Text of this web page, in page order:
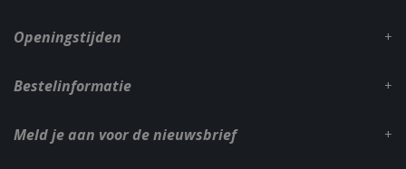
Openingstijden
Bestelinformatie
Meld je aan voor de nieuwsbrief